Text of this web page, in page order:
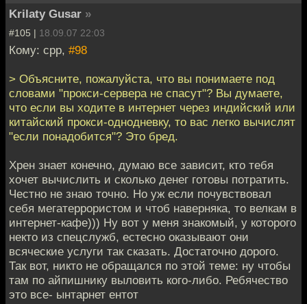
Krilaty Gusar »
#105 | 18.09.07 22:03
Кому: cpp, #98
> Объясните, пожалуйста, что вы понимаете под
словами "прокси-сервера не спасут"? Вы думаете,
что если вы ходите в интернет через индийский или
китайский прокси-однодневку, то вас легко вычислят
"если понадобится"? Это бред.
Хрен знает конечно, думаю все зависит, кто тебя
хочет вычислить и сколько денег готовы потратить.
Честно не знаю точно. Но уж если почувствовал
себя мегатеррористом и чтоб наверняка, то велкам в
интернет-кафе))) Ну вот у меня знакомый, у которого
некто из спецслужб, естесно оказывают они
всяческие услуги так сказать. Достаточно дорого.
Так вот, никто не обращался по этой теме: ну чтобы
там по айпишнику выловить кого-либо. Ребячество
это все- ынтарнет ентот